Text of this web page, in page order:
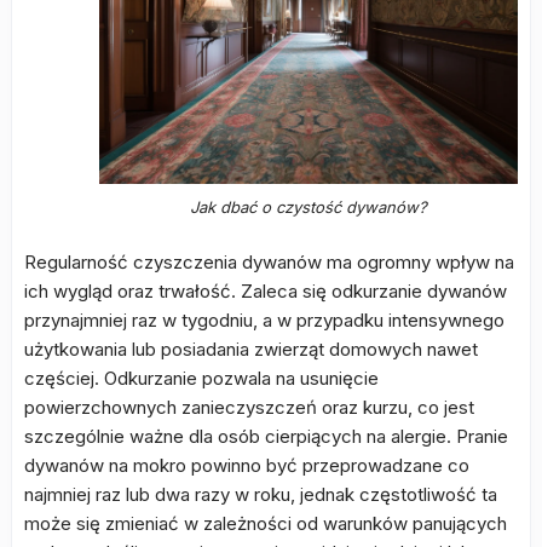
Jak dbać o czystość dywanów?
Regularność czyszczenia dywanów ma ogromny wpływ na
ich wygląd oraz trwałość. Zaleca się odkurzanie dywanów
przynajmniej raz w tygodniu, a w przypadku intensywnego
użytkowania lub posiadania zwierząt domowych nawet
częściej. Odkurzanie pozwala na usunięcie
powierzchownych zanieczyszczeń oraz kurzu, co jest
szczególnie ważne dla osób cierpiących na alergie. Pranie
dywanów na mokro powinno być przeprowadzane co
najmniej raz lub dwa razy w roku, jednak częstotliwość ta
może się zmieniać w zależności od warunków panujących